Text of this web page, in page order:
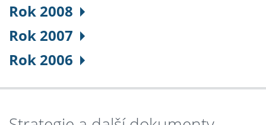
Rok 2008
Rok 2007
Rok 2006